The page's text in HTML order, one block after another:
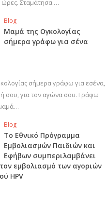
ώρες. Σταμάτησα.…
Blog
Μαμά της Ογκολογίας
σήμερα γράφω για σένα
σήμερα γράφω για εσένα,
σου, για τον αγώνα σου. Γράφω
Blog
Το Εθνικό Πρόγραμμα
Εμβολιασμών Παιδιών και
Εφήβων συμπεριλαμβάνει
εμβολιασμό των αγοριών
HPV